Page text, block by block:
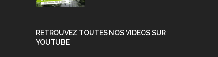
RETROUVEZ TOUTES NOS VIDEOS SUR
YOUTUBE